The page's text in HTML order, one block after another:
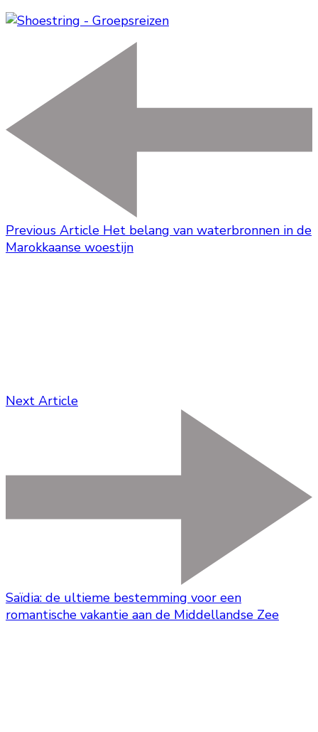
Previous Article Het belang van waterbronnen in de
Marokkaanse woestijn
Next Article
Saïdia: de ultieme bestemming voor een
romantische vakantie aan de Middellandse Zee